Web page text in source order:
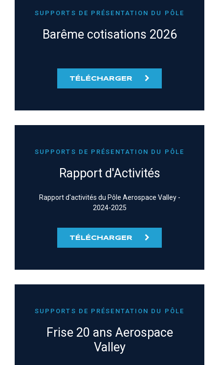
SUPPORTS DE PRÉSENTATION DU PÔLE
Barême cotisations 2026
TÉLÉCHARGER
SUPPORTS DE PRÉSENTATION DU PÔLE
Rapport d'Activités
Rapport d'activités du Pôle Aerospace Valley -
2024-2025
TÉLÉCHARGER
SUPPORTS DE PRÉSENTATION DU PÔLE
Frise 20 ans Aerospace
Valley